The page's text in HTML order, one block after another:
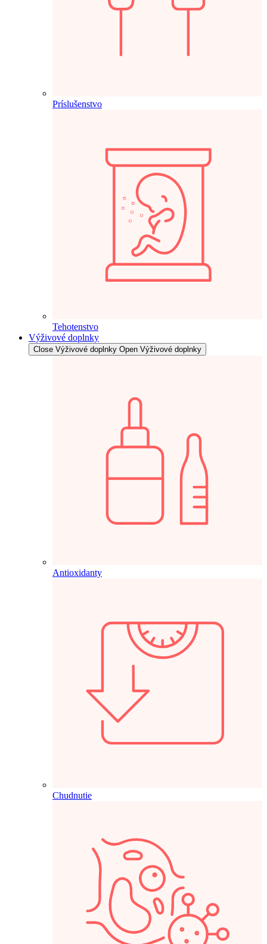
Príslušenstvo
Tehotenstvo
Výživové doplnky
Close Výživové doplnky Open Výživové doplnky
Antioxidanty
Chudnutie